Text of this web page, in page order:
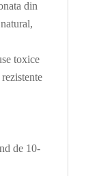
din
toxice
de 10-